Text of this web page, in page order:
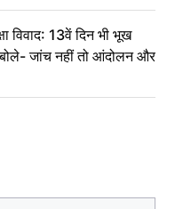
विवाद: 13वें दिन भी भूख
जांच नहीं तो आंदोलन और